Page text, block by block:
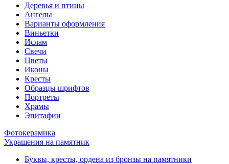
Деревья и птицы
Ангелы
Варианты оформления
Виньетки
Ислам
Свечи
Цветы
Иконы
Кресты
Образцы шрифтов
Портреты
Храмы
Эпитафии
Фотокерамика
Украшения на памятник
Буквы, кресты, ордена из бронзы на памятники